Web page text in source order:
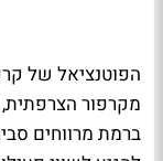
הפוטנציאל של
מקרפור
ברמת מרווחים